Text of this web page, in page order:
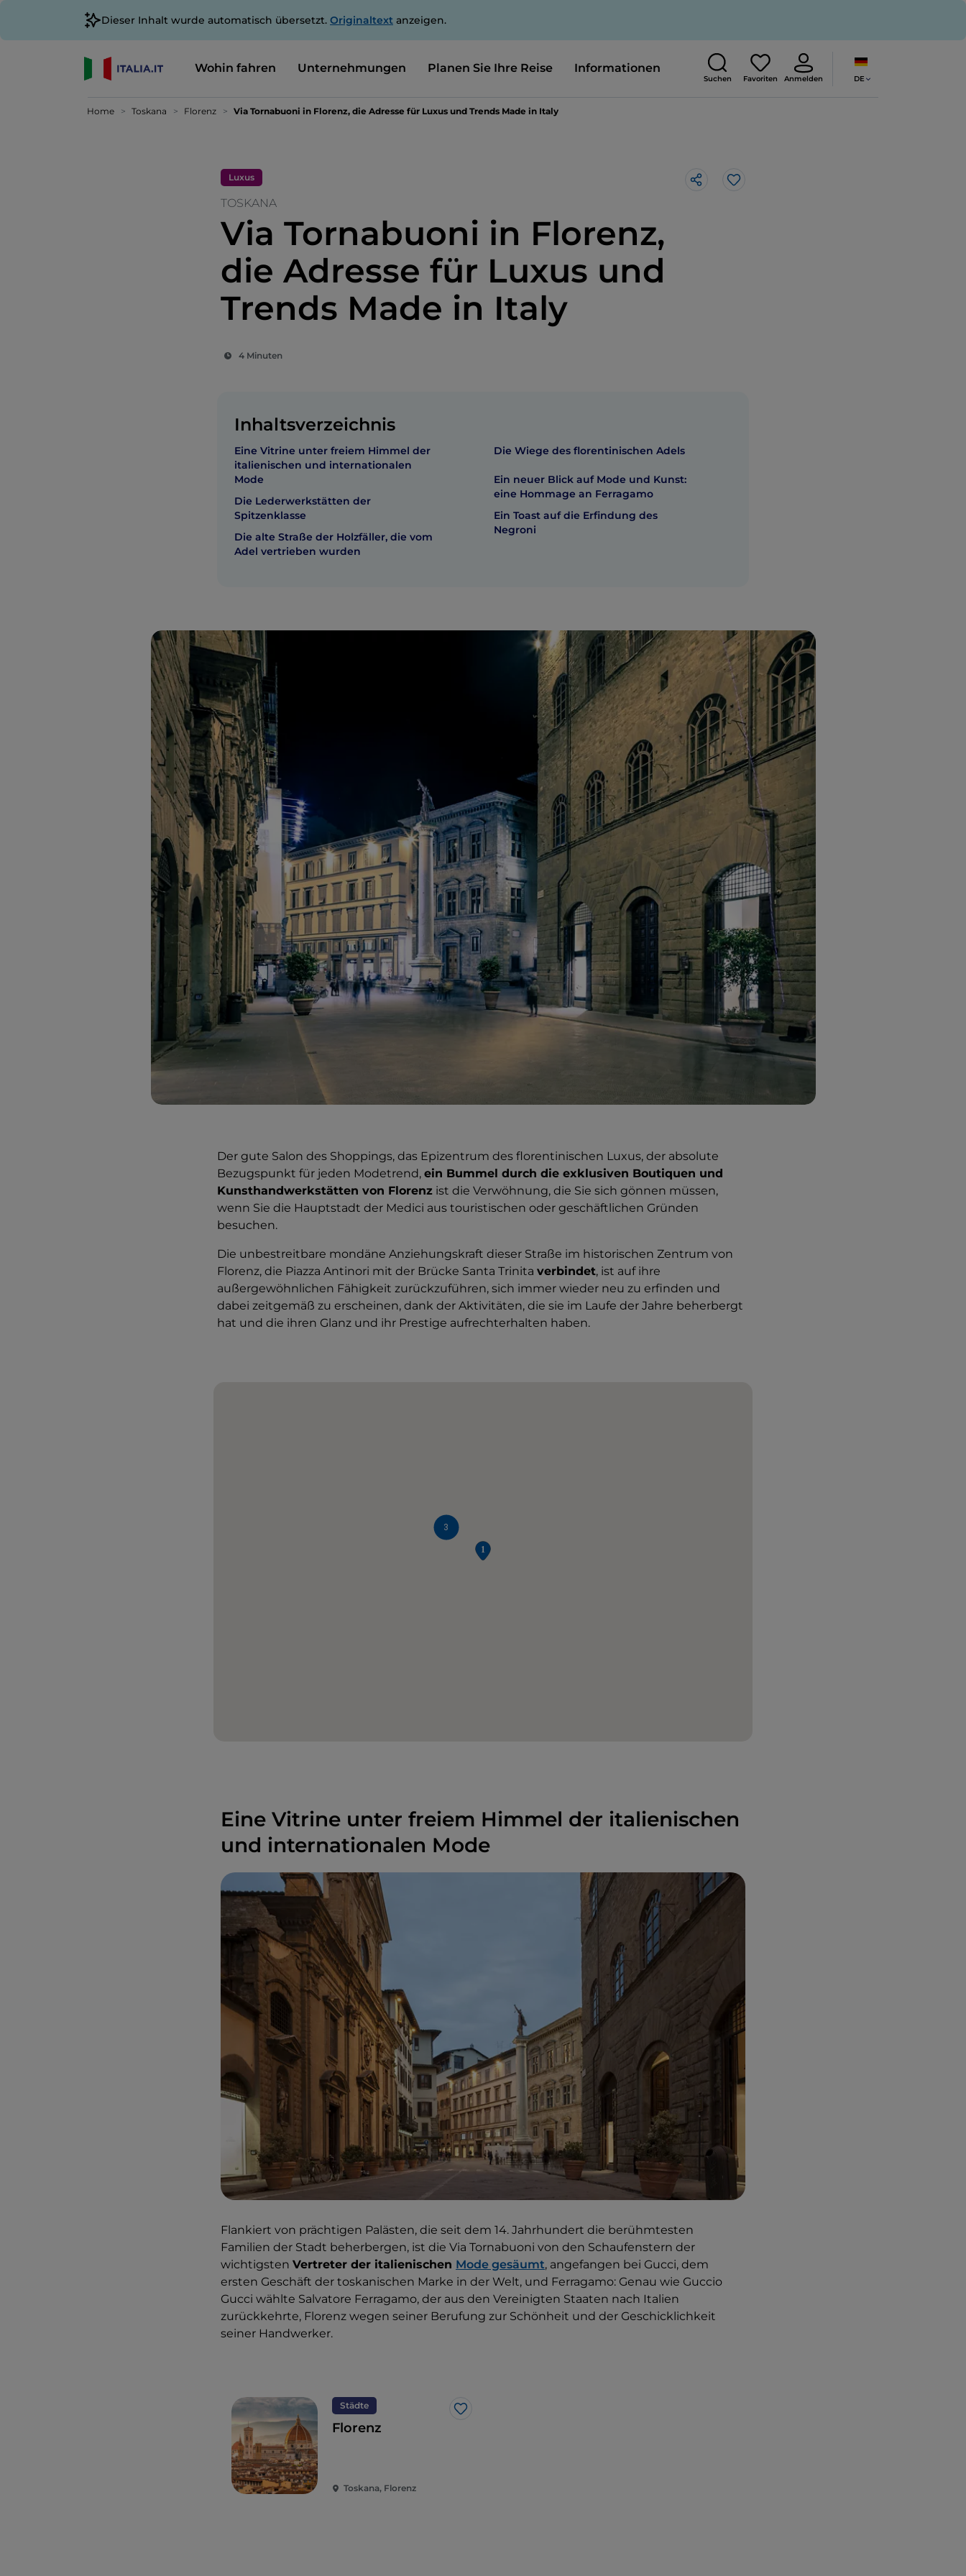
Dieser Inhalt wurde automatisch übersetzt. Originaltext anzeigen.
Wohin fahren Unternehmungen Planen Sie Ihre Reise Informationen
Suchen Favoriten Anmelden DE
Home Toskana Florenz Via Tornabuoni in Florenz, die Adresse für Luxus und Trends Made in Italy
Luxus
TOSKANA
Via Tornabuoni in Florenz,
die Adresse für Luxus und
Trends Made in Italy
4 Minuten
Like
Inhaltsverzeichnis
Eine Vitrine unter freiem Himmel der
italienischen und internationalen
Mode
Die Lederwerkstätten der
Spitzenklasse
Die alte Straße der Holzfäller, die vom
Adel vertrieben wurden
Die Wiege des florentinischen Adels
Ein neuer Blick auf Mode und Kunst:
eine Hommage an Ferragamo
Ein Toast auf die Erfindung des
Negroni
Der gute Salon des Shoppings, das Epizentrum des florentinischen Luxus, der absolute
Bezugspunkt für jeden Modetrend, ein Bummel durch die exklusiven Boutiquen und
Kunsthandwerkstätten von Florenz ist die Verwöhnung, die Sie sich gönnen müssen,
wenn Sie die Hauptstadt der Medici aus touristischen oder geschäftlichen Gründen
besuchen.
Die unbestreitbare mondäne Anziehungskraft dieser Straße im historischen Zentrum von
Florenz, die Piazza Antinori mit der Brücke Santa Trinita verbindet, ist auf ihre
außergewöhnlichen Fähigkeit zurückzuführen, sich immer wieder neu zu erfinden und
dabei zeitgemäß zu erscheinen, dank der Aktivitäten, die sie im Laufe der Jahre beherbergt
hat und die ihren Glanz und ihr Prestige aufrechterhalten haben.
3
Eine Vitrine unter freiem Himmel der italienischen
und internationalen Mode
Flankiert von prächtigen Palästen, die seit dem 14. Jahrhundert die berühmtesten
Familien der Stadt beherbergen, ist die Via Tornabuoni von den Schaufenstern der
wichtigsten Vertreter der italienischen Mode gesäumt, angefangen bei Gucci, dem
ersten Geschäft der toskanischen Marke in der Welt, und Ferragamo: Genau wie Guccio
Gucci wählte Salvatore Ferragamo, der aus den Vereinigten Staaten nach Italien
zurückkehrte, Florenz wegen seiner Berufung zur Schönheit und der Geschicklichkeit
seiner Handwerker.
Städte
Like
Florenz
Toskana, Florenz